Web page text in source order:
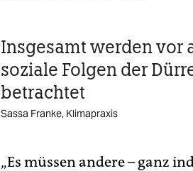
Insgesamt werden vor
soziale Folgen der
betrachtet
Sassa Franke, Klimapraxis
„Es müssen andere – ganz